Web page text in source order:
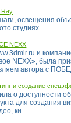
освещения
студиях....
NEXX
и
NEXX», была
автора с
и создание
о доступности
для создания
ки...